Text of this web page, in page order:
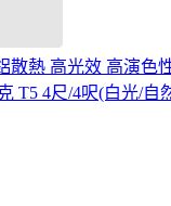
散熱 高光效 高演色
T5 4尺/4呎(白光/